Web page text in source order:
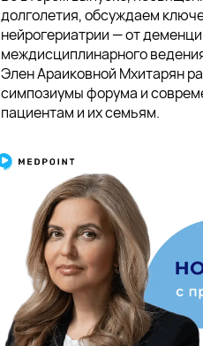
долголетия, обсуждаем
нейрогериатрии — от
междисциплинарного
Элен Араиковной Мхитарян
симпозиумы форума и
пациентам и их семьям.